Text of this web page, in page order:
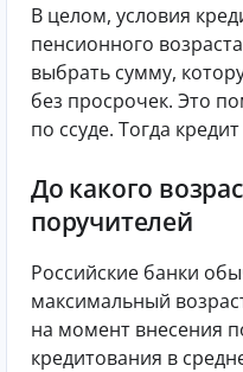
В целом, условия
пенсионного
выбрать сумму,
без просрочек. Это
по ссуде. Тогда
До какого
поручителей
Российские банки
максимальный
на момент внесения
кредитования в